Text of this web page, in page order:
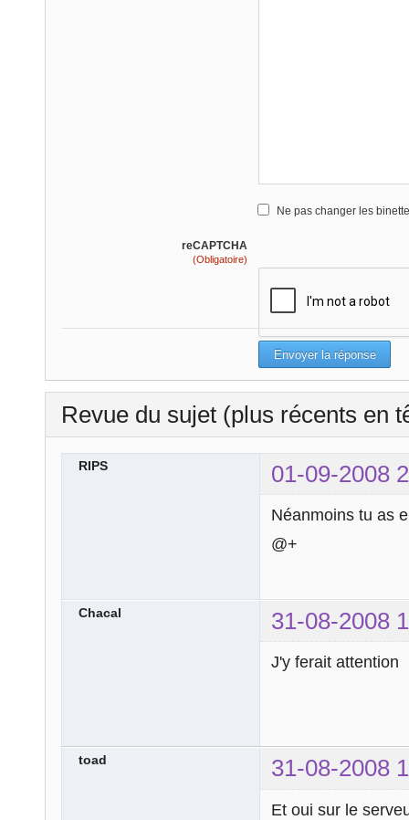
Ne pas changer les
reCAPTCHA
(Obligatoire)
Revue du sujet (plus récents en
RIPS 01-09-2008
Néanmoins tu as
@+
Chacal 31-08-2008
J'y ferait attention
toad 31-08-2008
Et oui sur le